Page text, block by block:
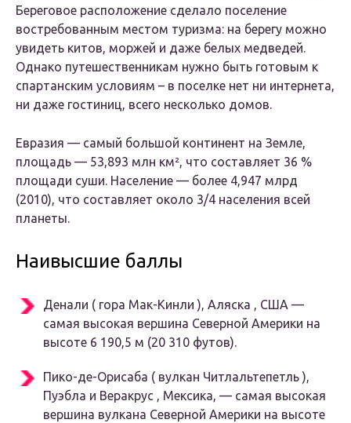
Береговое расположение сделало поселение
востребованным местом туризма: на берегу можно
увидеть китов, моржей и даже белых медведей.
Однако путешественникам нужно быть готовым к
спартанским условиям – в поселке нет ни интернета,
ни даже гостиниц, всего несколько домов.
Евразия — самый большой континент на Земле,
площадь — 53,893 млн км², что составляет 36 %
площади суши. Население — более 4,947 млрд
(2010), что составляет около 3/4 населения всей
планеты.
Наивысшие баллы
Денали ( гора Мак-Кинли ), Аляска , США —
самая высокая вершина Северной Америки на
высоте 6 190,5 м (20 310 футов).
Пико-де-Орисаба ( вулкан Читлальтепетль ),
Пуэбла и Веракрус , Мексика, — самая высокая
вершина вулкана Северной Америки на высоте